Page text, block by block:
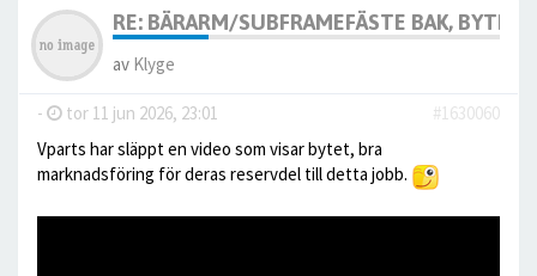
RE: BÄRARM/SUBFRAMEFÄSTE BAK, BYTE,
av Klyge
- tor 11 jun 2026, 23:01
#1630060
Vparts har släppt en video som visar bytet, bra
marknadsföring för deras reservdel till detta jobb.